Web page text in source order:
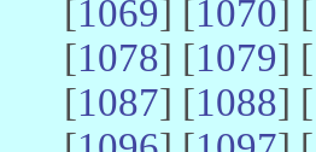
[1069] [1070] [
[1078] [1079] [
[1087] [1088] [